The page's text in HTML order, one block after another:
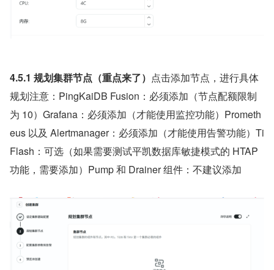
4.5.1 规划集群节点（重点来了） 点击添加节点，进行具体
规划注意：PingKaiDB Fusion：必须添加（节点配额限制
为 10）Grafana：必须添加（才能使用监控功能）Prometh
eus 以及 Alertmanager：必须添加（才能使用告警功能）Ti
Flash：可选（如果需要测试平凯数据库敏捷模式的 HTAP
功能，需要添加）Pump 和 Drainer 组件：不建议添加